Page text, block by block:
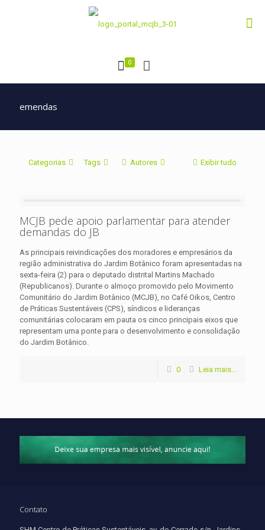
0
emendas
Categorias Tags Autores Exibir tudo
MCJB pede apoio parlamentar para atender
demandas do JB
As principais reivindicações dos moradores e empresários da
região administrativa do Jardim Botânico foram apresentadas na
sexta-feira (2) para o deputado distrital Martins Machado
(Republicanos). Durante o almoço promovido pelo Movimento
Comunitário do Jardim Botânico (MCJB), no Café Oikos, Centro
de Práticas Sustentáveis (CPS), síndicos e lideranças
comunitárias colocaram em pauta os cinco principais eixos que
representam uma ponte para o desenvolvimento e consolidação
do Jardim Botânico.
0 Leia mais...
Contato